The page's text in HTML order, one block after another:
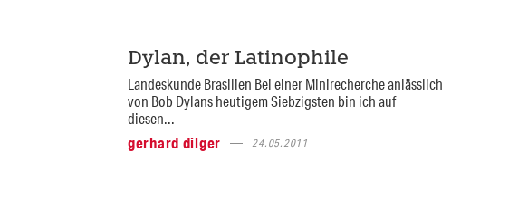
Dylan, der Latinophile
Landeskunde Brasilien Bei einer Minirecherche anlässlich
von Bob Dylans heutigem Siebzigsten bin ich auf
diesen...
gerhard dilger
24.05.2011